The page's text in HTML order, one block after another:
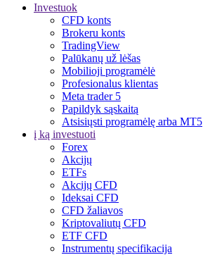
Investuok
CFD konts
Brokeru konts
TradingView
Palūkanų už lėšas
Mobilioji programėlė
Profesionalus klientas
Meta trader 5
Papildyk sąskaitą
Atsisiųsti programėlę arba MT5
į ką investuoti
Forex
Akcijų
ETFs
Akcijų CFD
Ideksai CFD
CFD žaliavos
Kriptovaliutų CFD
ETF CFD
Instrumentų specifikacija